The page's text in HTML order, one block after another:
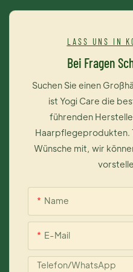
hypoallergen. 4. Enthält
Ergebnis: glänzendes und
LASS UNS IN
Bei Fragen
Suchen Sie einen
ist Yogi Care die
führenden
Haarpflegeprodukten.
Wünsche mit, wir
Name
E-Mail
Telefon/WhatsApp